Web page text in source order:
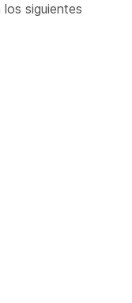
siguientes